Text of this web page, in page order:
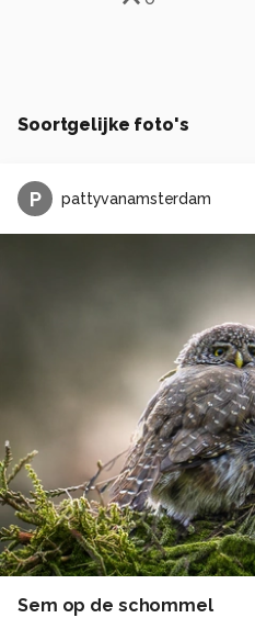
Soortgelijke foto's
P pattyvanamsterdam
Sem op de schommel